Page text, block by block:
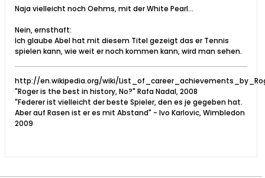
Naja vielleicht noch Oehms, mit der White Pearl...
Nein, ernsthaft:
Ich glaube Abel hat mit diesem Titel gezeigt das er Tennis
spielen kann, wie weit er noch kommen kann, wird man sehen.
http://en.wikipedia.org/wiki/
"Roger is the best in history, No?" Rafa Nadal, 2008
"Federer ist vielleicht der beste Spieler, den es je gegeben hat.
Aber auf Rasen ist er es mit Abstand" - Ivo Karlovic, Wimbledon
2009